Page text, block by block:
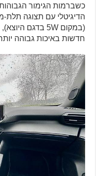
כשברמות הגימור הגבוהות
חדשות באיכות גבוהה יותר עם תצוגת